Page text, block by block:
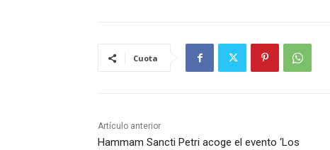
Cuota
Artículo anterior
Hammam Sancti Petri acoge el evento ‘Los